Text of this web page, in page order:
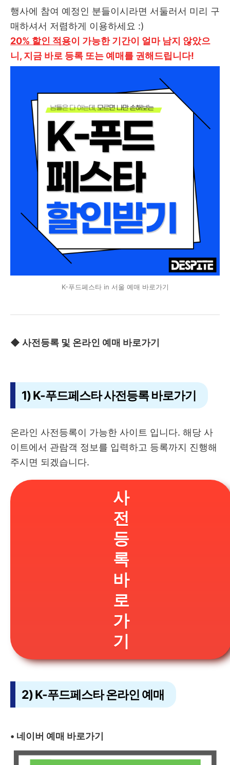
행사에 참여 예정인 분들이시라면 서둘러서 미리 구
매하셔서 저렴하게 이용하세요 :)
20% 할인 적용이 가능한 기간이 얼마 남지 않았으
니, 지금 바로 등록 또는 예매를 권해드립니다!
K-푸드페스타 in 서울 예매 바로가기
◆ 사전등록 및 온라인 예매 바로가기
1) K-푸드페스타 사전등록 바로가기
온라인 사전등록이 가능한 사이트 입니다. 해당 사
이트에서 관람객 정보를 입력하고 등록까지 진행해
주시면 되겠습니다.
사
전
등
록
바
로
가
기
2) K-푸드페스타 온라인 예매
• 네이버 예매 바로가기